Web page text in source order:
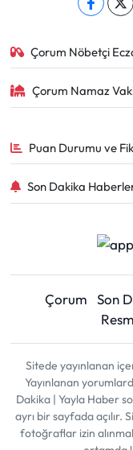
Çorum Nöbetçi
Çorum Namaz
Puan Durumu ve
Son Dakika
Çorum Son
Sitede yayınlanan
Yayınlanan
Dakika | Yayla Haber
ayrı bir sayfada açılır.
fotoğraflar izin